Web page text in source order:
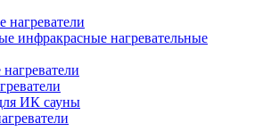
нагреватели
инфракрасные нагревательные
ИК сауны